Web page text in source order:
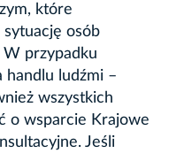
które
osób
W przypadku
handlu ludźmi –
wszystkich
o wsparcie Krajowe
Jeśli